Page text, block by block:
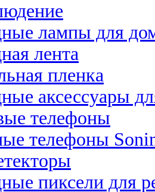
лампы для
лента
пленка
аксессуары
телефоны
телефоны
пиксели для